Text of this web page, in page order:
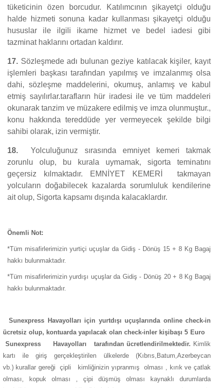
tüketicinin özen borcudur. Katılımcının şikayetçi olduğu
halde hizmeti sonuna kadar kullanması şikayetçi olduğu
hususlar ile ilgili ikame hizmet ve bedel iadesi gibi
tazminat haklarını ortadan kaldırır.
17. Sözleşmede adı bulunan geziye katılacak kişiler, kayıt
işlemleri başkası tarafından yapılmış ve imzalanmış olsa
dahi, sözleşme maddelerini, okumuş, anlamış ve kabul
etmiş sayılırlar.tarafların hür iradesi ile ve tüm maddeleri
okunarak tanzim ve müzakere edilmiş ve imza olunmuştur.,
konu hakkında tereddüde yer vermeyecek şekilde bilgi
sahibi olarak, izin vermiştir.
18.Yolculuğunuz sırasında emniyet kemeri takmak
zorunlu olup, bu kurala uymamak, sigorta teminatını
geçersiz kılmaktadır. EMNİYET KEMERİ takmayan
yolcuların doğabilecek kazalarda sorumluluk kendilerine
ait olup, Sigorta kapsamı dışında kalacaklardır.
Önemli Not:
*Tüm misafirlerimizin yurtiçi uçuşlar da Gidiş - Dönüş 15 + 8 Kg Bagaj
hakkı bulunmaktadır.
*Tüm misafirlerimizin yurdışı uçuşlar da Gidiş - Dönüş 20 + 8 Kg Bagaj
hakkı bulunmaktadır.
Sunexpress Havayolları için yurtdışı uçuşlarında online check-in
ücretsiz olup, kontuarda yapılacak olan check-inler kişibaşı 5 Euro
Sunexpress Havayolları tarafından ücretlendirilmektedir. Kimlik
kartı ile giriş gerçekleştirilen ülkelerde (Kıbrıs,Batum,Azerbeycan
vb.) kurallar gereği çipli kimliğinizin yıpranmış olması , kırık ve çatlak
olması, kopuk olması , çipi düşmüş olması kaynaklı durumlarda